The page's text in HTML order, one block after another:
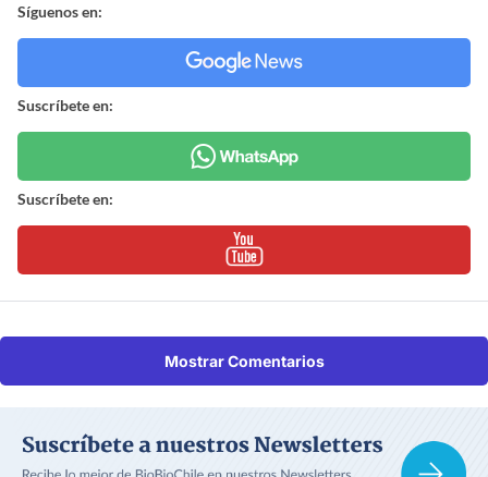
Síguenos en:
Suscríbete en:
Suscríbete en:
Mostrar Comentarios